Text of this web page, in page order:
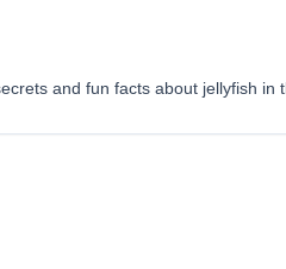
and fun facts about jellyfish in